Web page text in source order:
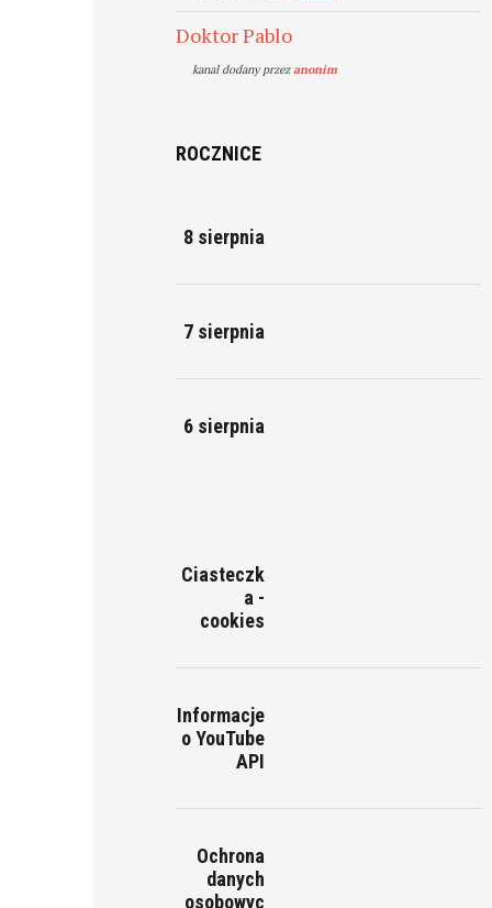
Doktor Pablo
kanal dodany przezanonim
ROCZNICE
8 sierpnia
7 sierpnia
6 sierpnia
Ciasteczk
a -
cookies
Informacje
o YouTube
API
Ochrona
danych
osobowyc